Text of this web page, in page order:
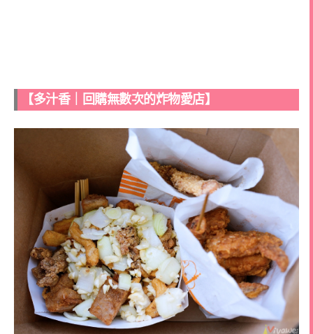
【多汁香｜回購無數次的炸物愛店】